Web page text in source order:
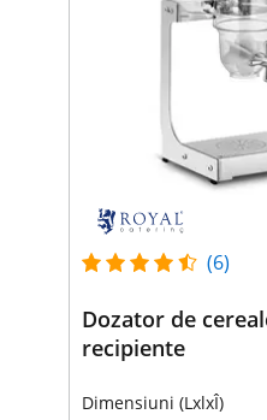
(6)
Dozator de
recipiente
Dimensiuni (LxlxÎ)